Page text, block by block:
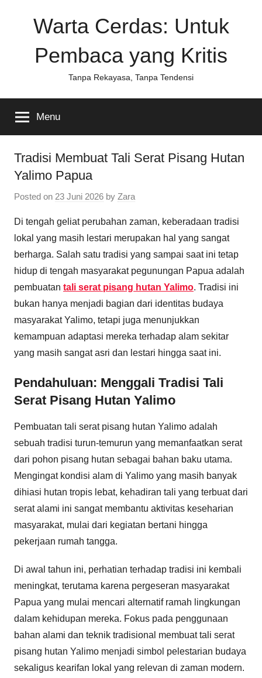
Warta Cerdas: Untuk
Pembaca yang Kritis
Tanpa Rekayasa, Tanpa Tendensi
Menu
Tradisi Membuat Tali Serat Pisang Hutan
Yalimo Papua
Posted on 23 Juni 2026 by Zara
Di tengah geliat perubahan zaman, keberadaan tradisi
lokal yang masih lestari merupakan hal yang sangat
berharga. Salah satu tradisi yang sampai saat ini tetap
hidup di tengah masyarakat pegunungan Papua adalah
pembuatan tali serat pisang hutan Yalimo. Tradisi ini
bukan hanya menjadi bagian dari identitas budaya
masyarakat Yalimo, tetapi juga menunjukkan
kemampuan adaptasi mereka terhadap alam sekitar
yang masih sangat asri dan lestari hingga saat ini.
Pendahuluan: Menggali Tradisi Tali
Serat Pisang Hutan Yalimo
Pembuatan tali serat pisang hutan Yalimo adalah
sebuah tradisi turun-temurun yang memanfaatkan serat
dari pohon pisang hutan sebagai bahan baku utama.
Mengingat kondisi alam di Yalimo yang masih banyak
dihiasi hutan tropis lebat, kehadiran tali yang terbuat dari
serat alami ini sangat membantu aktivitas keseharian
masyarakat, mulai dari kegiatan bertani hingga
pekerjaan rumah tangga.
Di awal tahun ini, perhatian terhadap tradisi ini kembali
meningkat, terutama karena pergeseran masyarakat
Papua yang mulai mencari alternatif ramah lingkungan
dalam kehidupan mereka. Fokus pada penggunaan
bahan alami dan teknik tradisional membuat tali serat
pisang hutan Yalimo menjadi simbol pelestarian budaya
sekaligus kearifan lokal yang relevan di zaman modern.